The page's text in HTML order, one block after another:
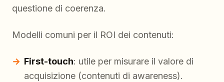
questione di coerenza.
Modelli comuni per il ROI dei contenuti:
First-touch: utile per misurare il valore di
acquisizione (contenuti di awareness).